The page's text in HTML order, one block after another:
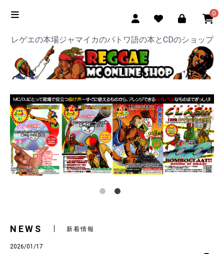
0
レゲエの本場ジャマイカのパトワ語の本とCDのショップ
NEWS 新着情報
2026/01/17